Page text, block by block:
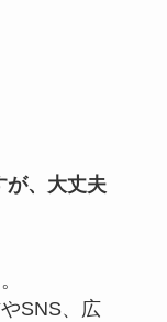
が、大丈夫
SNS、広